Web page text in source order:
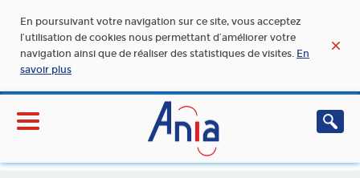
En poursuivant votre navigation sur ce site, vous acceptez
l’utilisation de cookies nous permettant d’améliorer votre
navigation ainsi que de réaliser des statistiques de visites. En
savoir plus